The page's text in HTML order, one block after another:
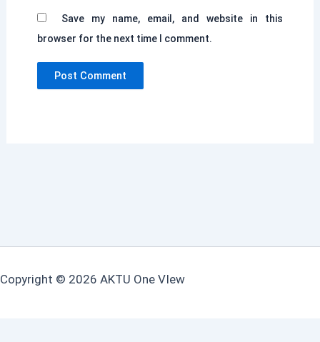
Save my name, email, and website in this
browser for the next time I comment.
Copyright © 2026 AKTU One VIew